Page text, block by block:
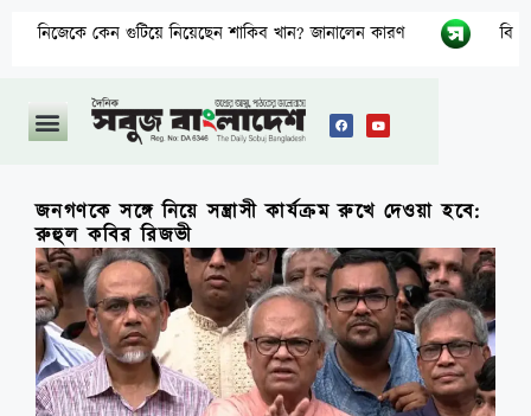
কেন গুটিয়ে নিয়েছেন শাকিব খান? জানালেন কারণ বিএনপির
জনগণকে সঙ্গে নিয়ে সন্ত্রাসী কার্যক্রম রুখে দেওয়া হবে:
রুহুল কবির রিজভী